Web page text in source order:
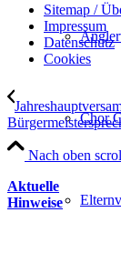
Chor
Sitemap /
Impressum
Datenschutz­
Cookies
Nach oben
Aktuelle
Hinweise